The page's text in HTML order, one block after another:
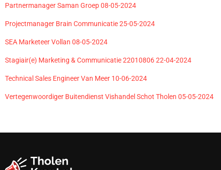
Partnermanager Saman Groep 08-05-2024
Projectmanager Brain Communicatie 25-05-2024
SEA Marketeer Vollan 08-05-2024
Stagiair(e) Marketing & Communicatie 22010806 22-04-2024
Technical Sales Engineer Van Meer 10-06-2024
Vertegenwoordiger Buitendienst Vishandel Schot Tholen 05-05-2024